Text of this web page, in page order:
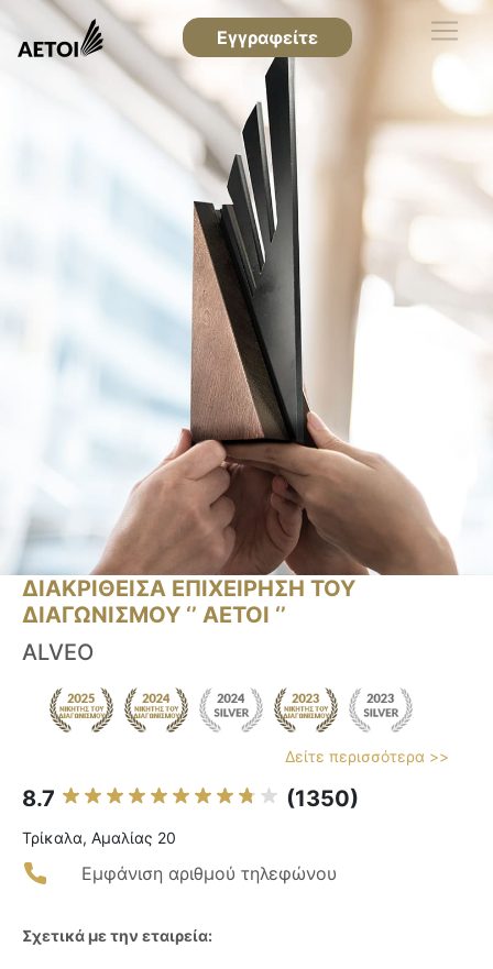
Εγγραφείτε
ΔΙΑΚΡΙΘΕΙΣΑ ΕΠΙΧΕΙΡΗΣΗ ΤΟΥ
ΔΙΑΓΩΝΙΣΜΟΥ ‘’ ΑΕΤΟΙ ‘’
ALVEO
Δείτε περισσότερα >>
8.7 (1350)
Τρίκαλα, Αμαλίας 20
Εμφάνιση αριθμού τηλεφώνου
Σχετικά με την εταιρεία: